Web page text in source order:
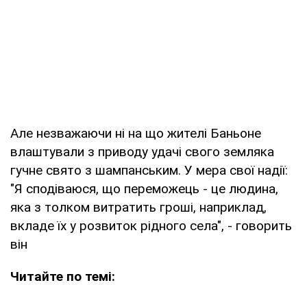
Але незважаючи ні на що жителі Баньоне
влаштували з приводу удачі свого земляка
гучне свято з шампанським. У мера свої надії:
"Я сподіваюся, що переможець - це людина,
яка з толком витратить гроші, наприклад,
вкладе їх у розвиток рідного села", - говорить
він
Читайте по темі: